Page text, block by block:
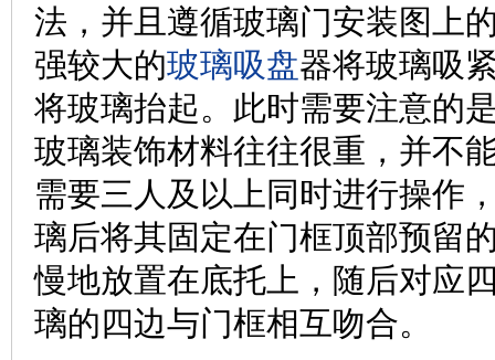
法，并且遵循玻璃门安装图上
强较大的玻璃吸盘器将玻璃吸
将玻璃抬起。此时需要注意的
玻璃装饰材料往往很重，并不
需要三人及以上同时进行操作
璃后将其固定在门框顶部预留
慢地放置在底托上，随后对应
璃的四边与门框相互吻合。